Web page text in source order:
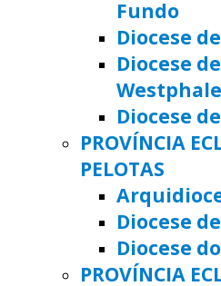
Fundo
Diocese
Diocese
Diocese
PROVÍNCIA
PELOTAS
Diocese
Diocese
PROVÍNCIA